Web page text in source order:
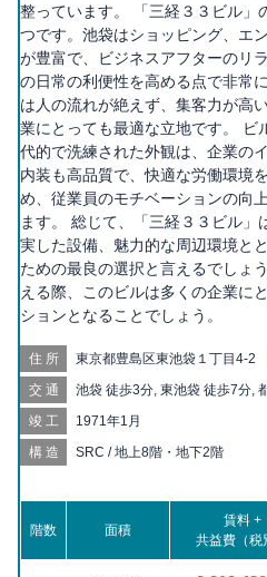
整っています。 「三経３３ビル」
つです。池袋はショッピング、エ
が豊富で、ビジネスアフターのリ
の日常の利便性を高める点で非常
は人の流れが絶えず、集客力が高
業にとっても最適な立地です。 ビ
代的で洗練された外観は、企業の
内装も高品質で、快適な労働環境
め、従業員のモチベーションの向
ます。 総じて、「三経３３ビル」
実した設備、魅力的な周辺環境と
ための最良の選択と言えるでしょ
える際、このビルは多くの企業に
ションとなることでしょう。
住所 東京都豊島区東池袋１丁目4-2
交通
池袋 徒歩3分, 東池袋 徒歩7分,
14分, 鬼子母神前 徒歩14分, 目
徒歩17分, 巣鴨新田 徒歩18分,
竣工 1971年1月
構造 SRC / 地上8階・地下2階
階数 面積
賃料 +
共益費（税